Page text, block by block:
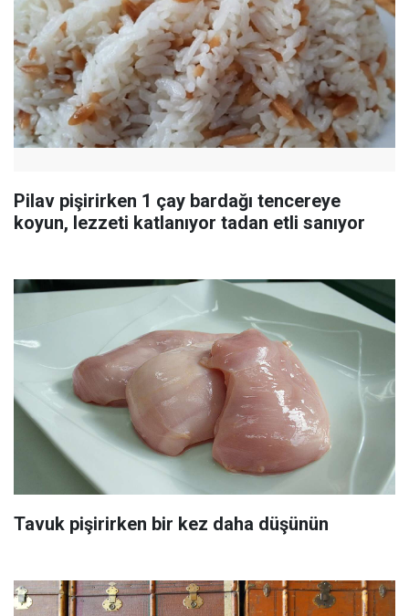
Pilav pişirirken 1 çay bardağı tencereye
koyun, lezzeti katlanıyor tadan etli sanıyor
Tavuk pişirirken bir kez daha düşünün